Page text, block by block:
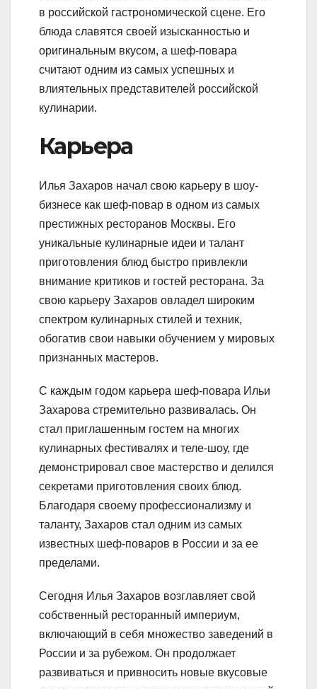
в российской гастрономической сцене. Его
блюда славятся своей изысканностью и
оригинальным вкусом, а шеф-повара
считают одним из самых успешных и
влиятельных представителей российской
кулинарии.
Карьера
Илья Захаров начал свою карьеру в шоу-
бизнесе как шеф-повар в одном из самых
престижных ресторанов Москвы. Его
уникальные кулинарные идеи и талант
приготовления блюд быстро привлекли
внимание критиков и гостей ресторана. За
свою карьеру Захаров овладел широким
спектром кулинарных стилей и техник,
обогатив свои навыки обучением у мировых
признанных мастеров.
С каждым годом карьера шеф-повара Ильи
Захарова стремительно развивалась. Он
стал приглашенным гостем на многих
кулинарных фестивалях и теле-шоу, где
демонстрировал свое мастерство и делился
секретами приготовления своих блюд.
Благодаря своему профессионализму и
таланту, Захаров стал одним из самых
известных шеф-поваров в России и за ее
пределами.
Сегодня Илья Захаров возглавляет свой
собственный ресторанный империум,
включающий в себя множество заведений в
России и за рубежом. Он продолжает
развиваться и привносить новые вкусовые